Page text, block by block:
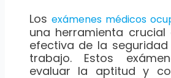
Los exámenes médicos
una herramienta
efectiva de la
trabajo. Estos
evaluar la aptitud y